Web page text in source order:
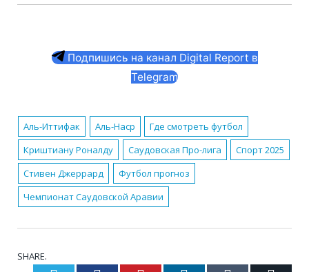
Подпишись на канал Digital Report в
Telegram
Аль-Иттифак Аль-Наср
Где смотреть футбол
Криштиану Роналду
Саудовская Про-лига
Спорт 2025
Стивен Джеррард
Футбол прогноз
Чемпионат Саудовской Аравии
SHARE.